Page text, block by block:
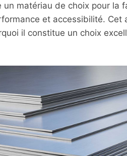
un matériau de choix pour
et accessibilité. Cet
il constitue un choix